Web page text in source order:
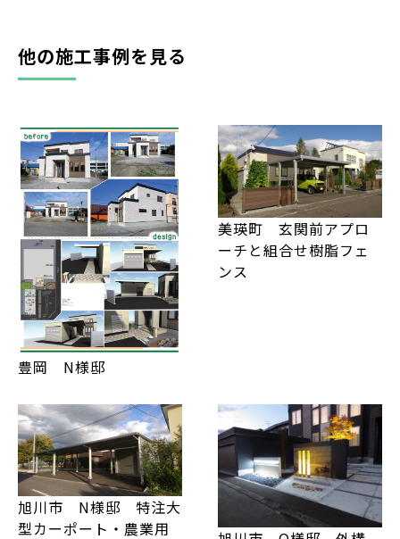
他の施工事例を見る
豊岡 N様邸
美瑛町 玄関前アプロ
ーチと組合せ樹脂フェ
ンス
旭川市 N様邸 特注大
型カーポート・農業用